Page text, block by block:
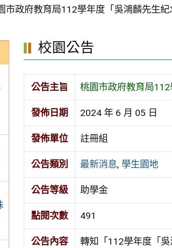
市政府教育局112學年度「吳鴻麟先生紀
校園公告
公告主旨 桃園市政府教育局112
發佈日期 2024 年 6 月 05 日
發佈單位 註冊組
公告類別 最新消息, 學生園地
公告等級 助學金
點閱次數 491
公告內容
轉知「112學年度「